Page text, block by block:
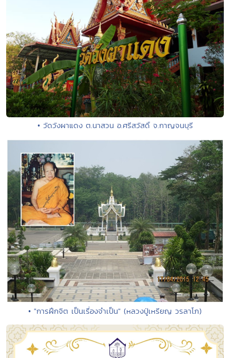
• วัดวังผาแดง ต.นาสวน อ.ศรีสวัสดิ์ จ.กาญจนบุรี
• "การฝึกจิต เป็นเรื่องจำเป็น" (หลวงปู่เหรียญ วรลาโภ)